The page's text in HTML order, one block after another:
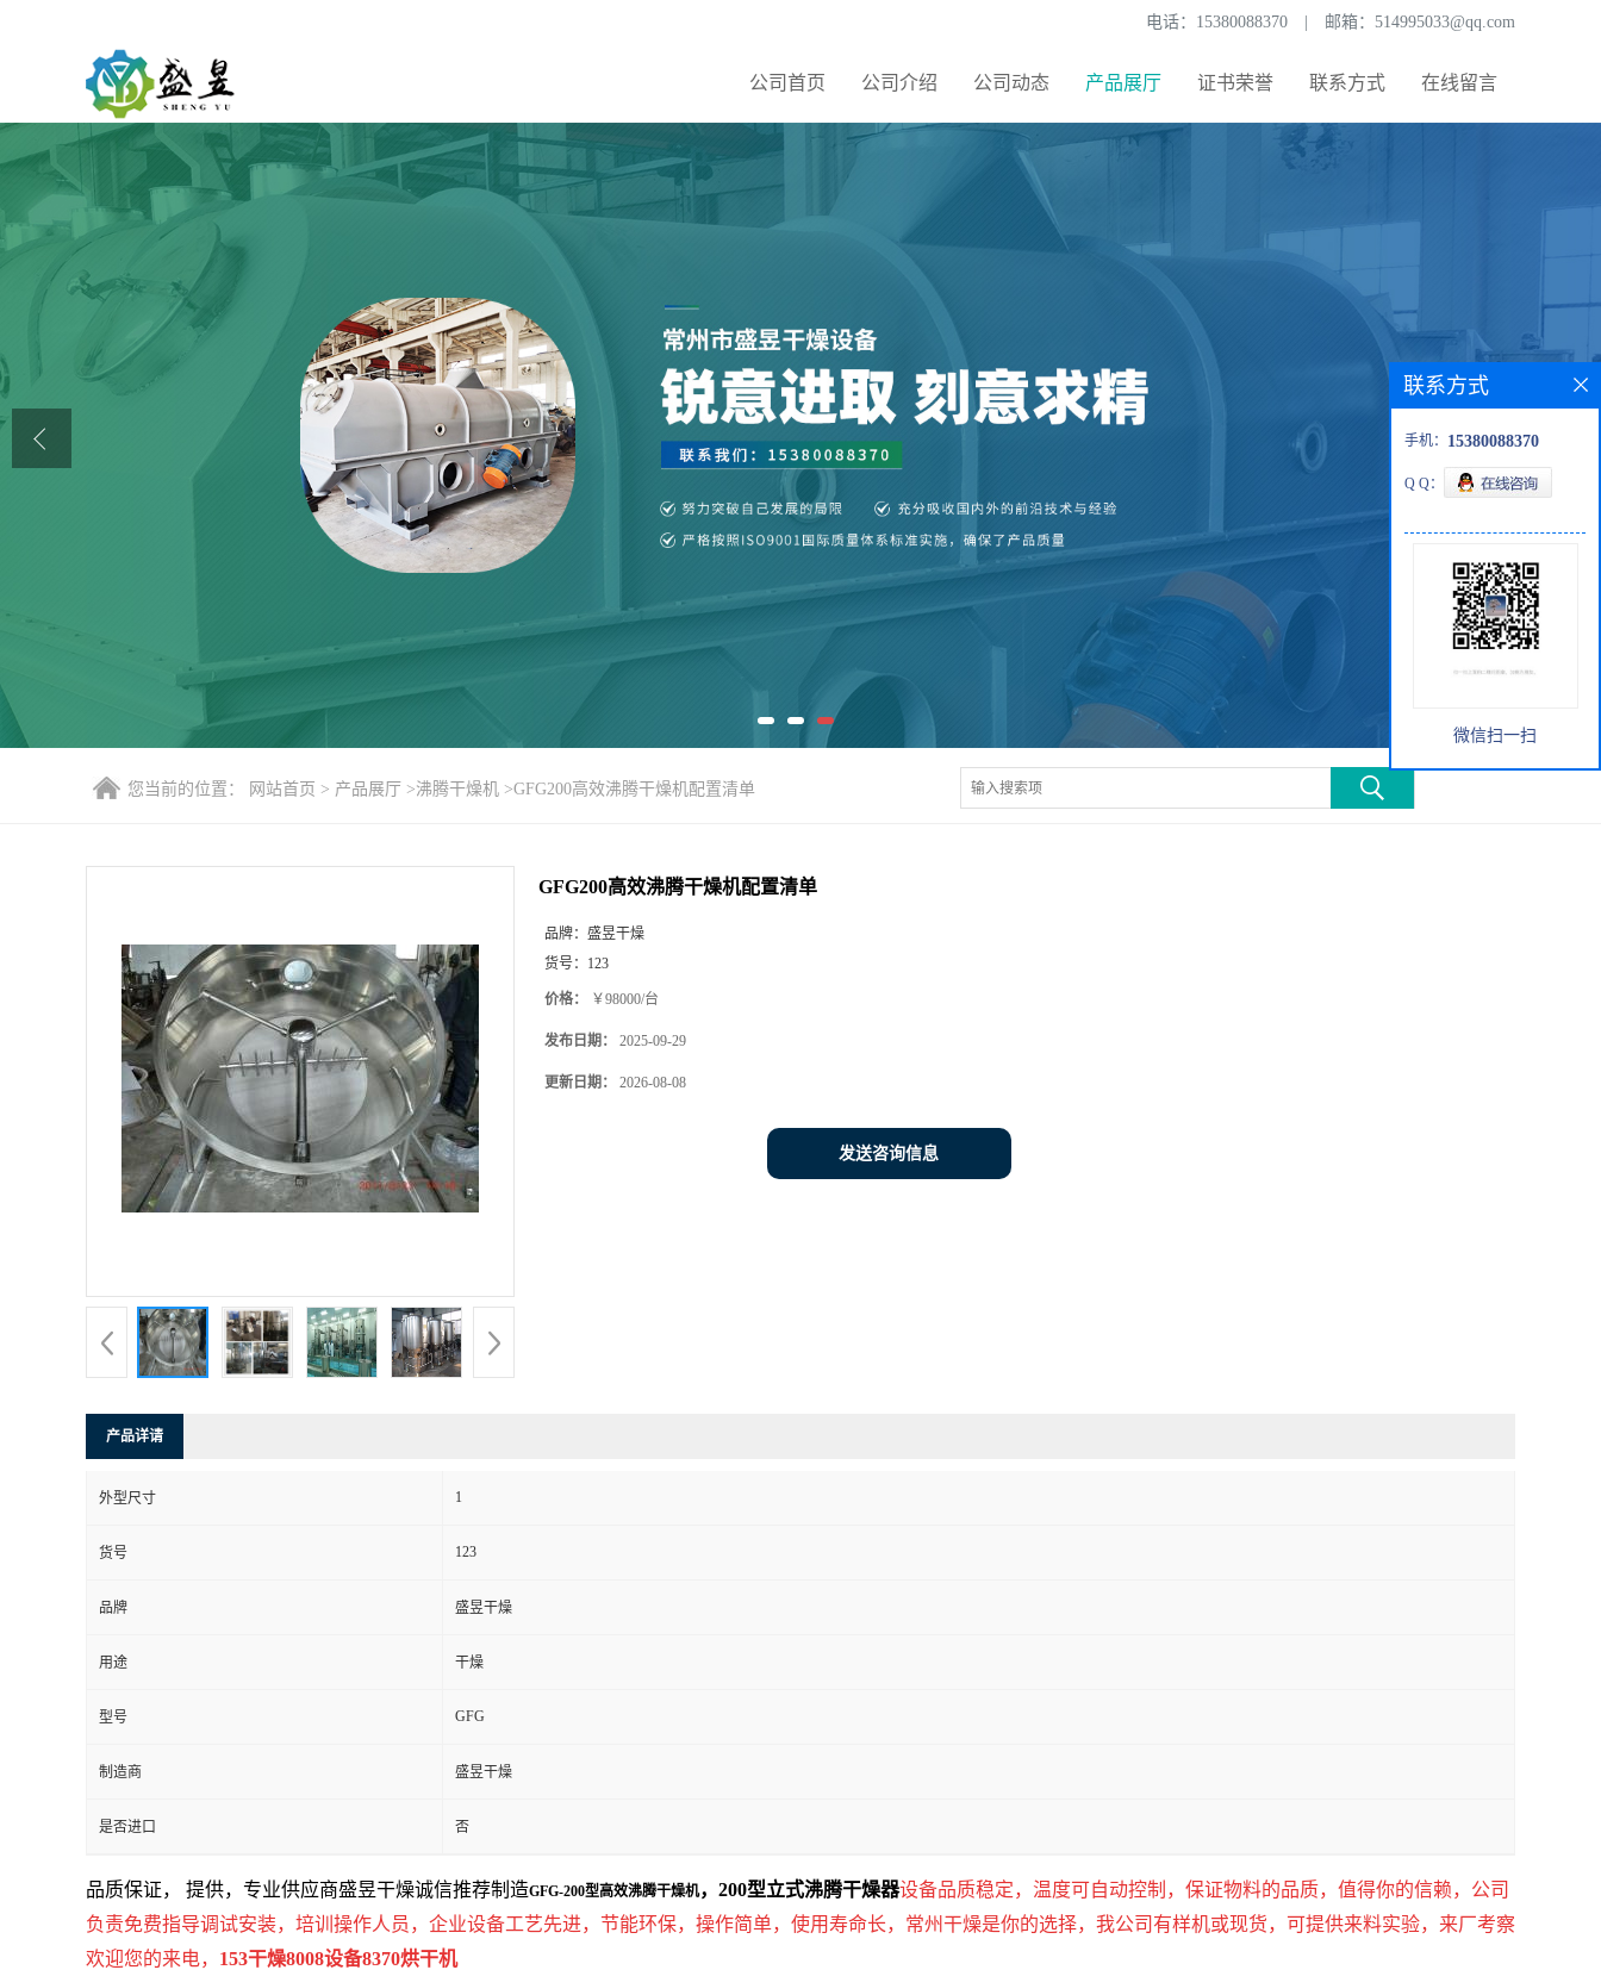
电话： 15380088370 邮箱： 514995033@qq.com
公司首页 公司介绍 公司动态 产品展厅 证书荣誉 联系方式 在线留言
公司首页
公司介绍
公司动态
产品展厅
证书荣誉
联系方式
在线留言
您当前的位置： 网站首页 > 产品展厅 >沸腾干燥机 >GFG200高效沸腾干燥机配置清单
GFG200高效沸腾干燥机配置清单
品牌： 盛昱干燥
货号： 123
价格： ￥98000/台
发布日期： 2025-09-29
更新日期： 2026-08-08
发送咨询信息
产品详请
外型尺寸 1
货号 123
品牌 盛昱干燥
用途 干燥
型号 GFG
制造商 盛昱干燥
是否进口 否
品质保证， 提供，专业供应商盛昱干燥诚信推荐制造GFG-200型高效沸腾干燥机，200型立式沸腾干燥器设备品质稳定，温度可自动控制，保证物料的品质，值得你的信赖，公司
负责免费指导调试安装，培训操作人员，企业设备工艺先进，节能环保，操作简单，使用寿命长，常州干燥是你的选择，我公司有样机或现货，可提供来料实验，来厂考察
欢迎您的来电， 153干燥8008设备8370烘干机
联系方式
手机： 15380088370
Q Q：
微信扫一扫